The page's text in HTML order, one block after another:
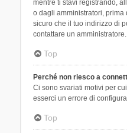
mentre ti stavi registrando,
o dagli amministratori, prima
sicuro che il tuo indirizzo di
contattare un amministratore.
Top
Perché non riesco a
Ci sono svariati motivi per
esserci un errore di
Top